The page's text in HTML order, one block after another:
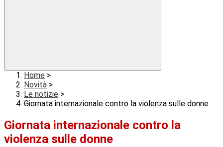
Home >
Novità >
Le notizie >
Giornata internazionale contro la violenza sulle donne
Giornata internazionale contro la
violenza sulle donne